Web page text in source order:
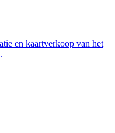
en kaartverkoop van het